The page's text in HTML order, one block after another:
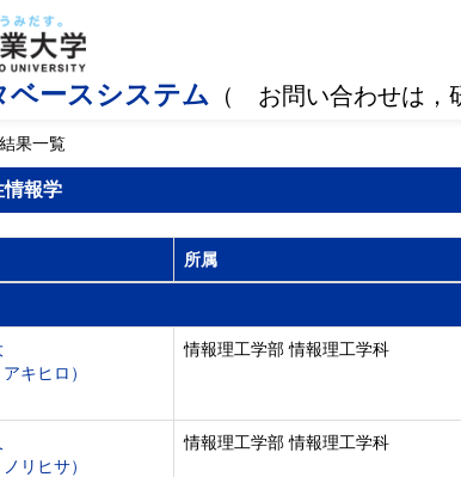
ベースシステム （ お問い合わせは，
果一覧
情報学
所属
キヒロ）
情報理工学部 情報理工学科
リヒサ）
情報理工学部 情報理工学科